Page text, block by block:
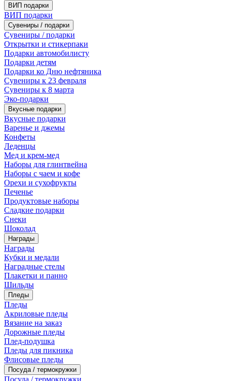
ВИП подарки
ВИП подарки
Сувениры / подарки
Сувениры / подарки
Открытки и стикерпаки
Подарки автомобилисту
Подарки детям
Подарки ко Дню нефтяника
Сувениры к 23 февраля
Сувениры к 8 марта
Эко-подарки
Вкусные подарки
Вкусные подарки
Варенье и джемы
Конфеты
Леденцы
Мед и крем-мед
Наборы для глинтвейна
Наборы с чаем и кофе
Орехи и сухофрукты
Печенье
Продуктовые наборы
Сладкие подарки
Снеки
Шоколад
Награды
Награды
Кубки и медали
Наградные стелы
Плакетки и панно
Шильды
Пледы
Пледы
Акриловые пледы
Вязание на заказ
Дорожные пледы
Плед-подушка
Пледы для пикника
Флисовые пледы
Посуда / термокружки
Посуда / термокружки